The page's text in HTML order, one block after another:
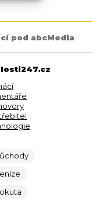
pod abcMedia